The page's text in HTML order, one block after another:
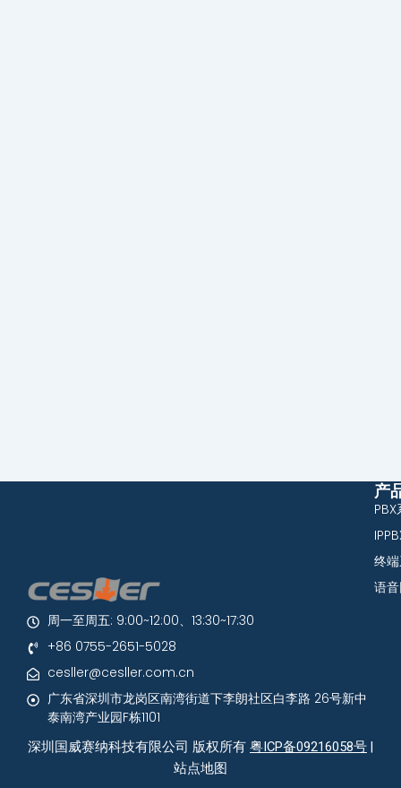
周一至周五: 9:00~12:00、13:30~17:30
+86 0755-2651-5028
cesller@cesller.com.cn
广东省深圳市龙岗区南湾街道下李朗社区白李路 26号新中
泰南湾产业园F栋1101
产
终
语
深圳国威赛纳科技有限公司 版权所有 粤ICP备09216058号 |
站点地图